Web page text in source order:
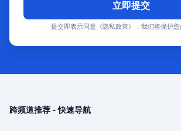
立即提交
提交即表示同意《隐私政策》，我们将保护
跨频道推荐 - 快速导航